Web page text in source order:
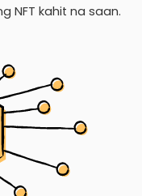
NFT kahit na saan.